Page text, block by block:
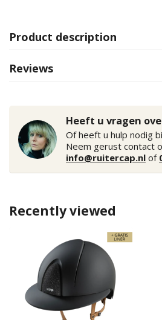
Product description
Reviews
Heeft u vragen
Of heeft u hulp nodig
Neem gerust contact
info@ruitercap.nl of
Recently viewed